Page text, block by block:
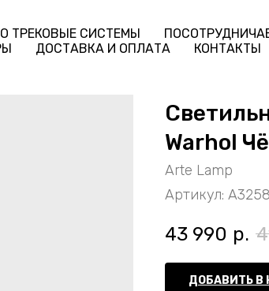
ТРЕКОВЫЕ СИСТЕМЫ
ДОСТАВКА И ОПЛАТА КОНТАКТЫ
Warhol
Arte Lamp
Артикул:
43 990 р.
ДОБАВИТЬ В